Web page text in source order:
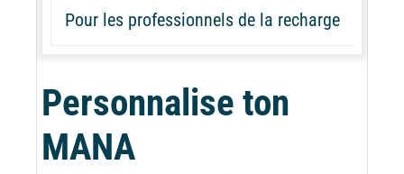
Pour les professionnels de la recharge
Personnalise ton
MANA